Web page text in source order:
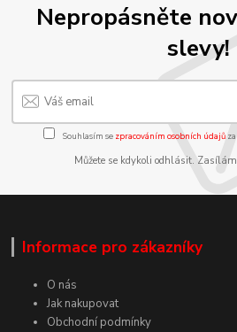
Nepropásněte
slevy!
Souhlasím se zpracováním osobních údajůza
Můžete se kdykoli odhlásit.
Informace pro zákazníky
O nás
Jak nakupovat
Obchodní podmínky